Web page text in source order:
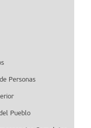
Personas
Pueblo